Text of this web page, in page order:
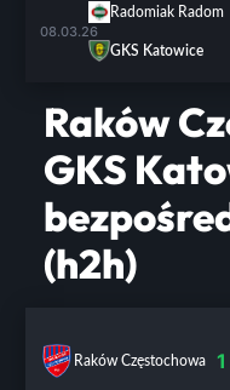
08.03.26
Radomiak Radom
GKS Katowice
Raków
GKS
(h2h)
Raków Częstochowa 1